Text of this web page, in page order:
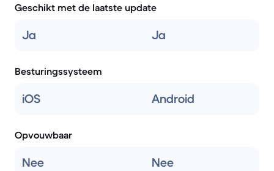
Geschikt met de laatste update
Ja Ja
Besturingssysteem
iOS Android
Opvouwbaar
Nee Nee